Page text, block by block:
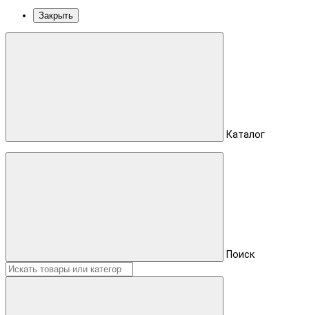
Закрыть
Каталог
Поиск